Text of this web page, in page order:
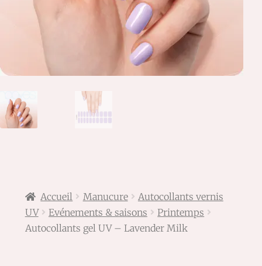
Accueil Manucure
Autocollants vernis
UV
Evénements & saisons
Printemps
Autocollants gel UV – Lavender Milk